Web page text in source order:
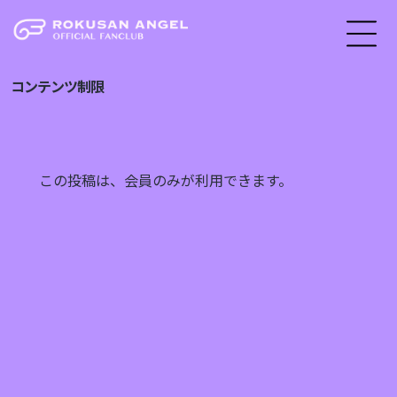
コンテンツ制限
この投稿は、会員のみが利用できます。